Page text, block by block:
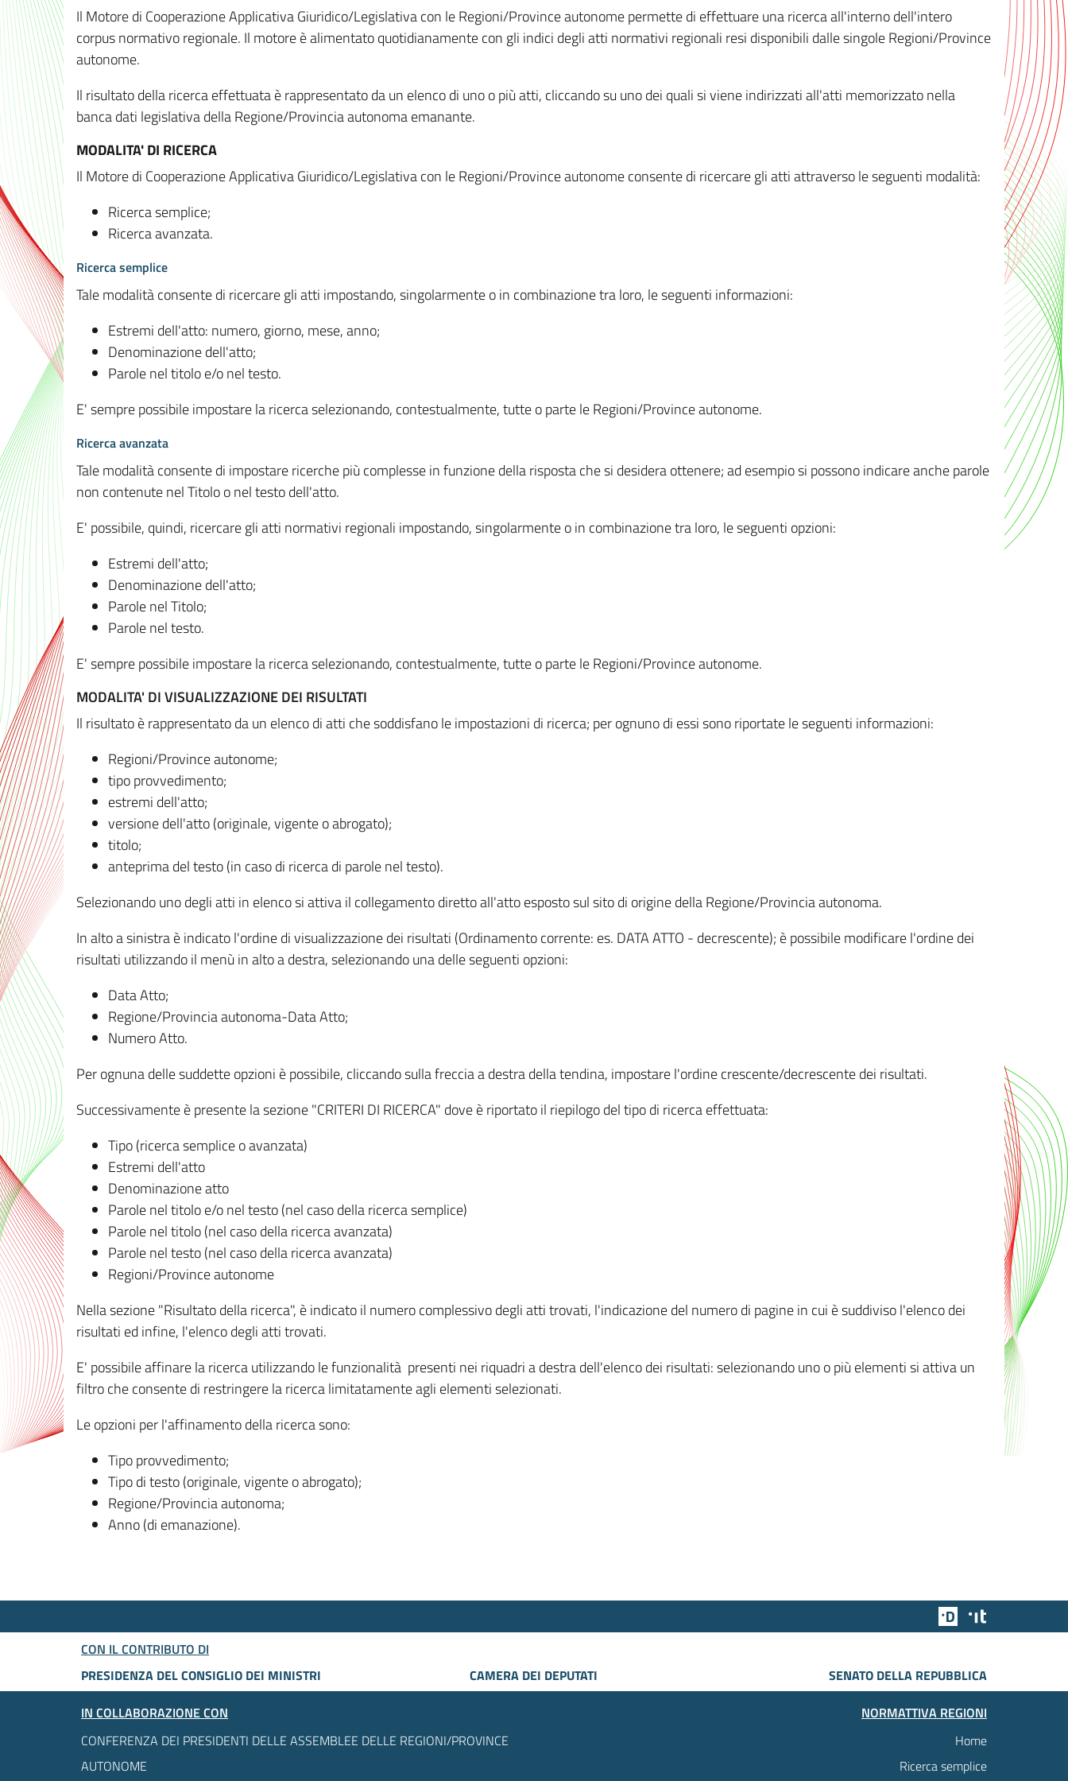
Il Motore di Cooperazione Applicativa Giuridico/Legislativa con le Regioni/Province autonome permette di effettuare una ricerca all'interno dell'intero
corpus normativo regionale. Il motore è alimentato quotidianamente con gli indici degli atti normativi regionali resi disponibili dalle singole Regioni/Province
autonome.
Il risultato della ricerca effettuata è rappresentato da un elenco di uno o più atti, cliccando su uno dei quali si viene indirizzati all'atti memorizzato nella
banca dati legislativa della Regione/Provincia autonoma emanante.
MODALITA' DI RICERCA
Il Motore di Cooperazione Applicativa Giuridico/Legislativa con le Regioni/Province autonome consente di ricercare gli atti attraverso le seguenti modalità:
Ricerca semplice;
Ricerca avanzata.
Ricerca semplice
Tale modalità consente di ricercare gli atti impostando, singolarmente o in combinazione tra loro, le seguenti informazioni:
Estremi dell'atto: numero, giorno, mese, anno;
Denominazione dell'atto;
Parole nel titolo e/o nel testo.
E' sempre possibile impostare la ricerca selezionando, contestualmente, tutte o parte le Regioni/Province autonome.
Ricerca avanzata
Tale modalità consente di impostare ricerche più complesse in funzione della risposta che si desidera ottenere; ad esempio si possono indicare anche parole
non contenute nel Titolo o nel testo dell'atto.
E' possibile, quindi, ricercare gli atti normativi regionali impostando, singolarmente o in combinazione tra loro, le seguenti opzioni:
Estremi dell'atto;
Denominazione dell'atto;
Parole nel Titolo;
Parole nel testo.
E' sempre possibile impostare la ricerca selezionando, contestualmente, tutte o parte le Regioni/Province autonome.
MODALITA' DI VISUALIZZAZIONE DEI RISULTATI
Il risultato è rappresentato da un elenco di atti che soddisfano le impostazioni di ricerca; per ognuno di essi sono riportate le seguenti informazioni:
Regioni/Province autonome;
tipo provvedimento;
estremi dell'atto;
versione dell'atto (originale, vigente o abrogato);
titolo;
anteprima del testo (in caso di ricerca di parole nel testo).
Selezionando uno degli atti in elenco si attiva il collegamento diretto all'atto esposto sul sito di origine della Regione/Provincia autonoma.
In alto a sinistra è indicato l'ordine di visualizzazione dei risultati (Ordinamento corrente: es. DATA ATTO - decrescente); è possibile modificare l'ordine dei
risultati utilizzando il menù in alto a destra, selezionando una delle seguenti opzioni:
Data Atto;
Regione/Provincia autonoma-Data Atto;
Numero Atto.
Per ognuna delle suddette opzioni è possibile, cliccando sulla freccia a destra della tendina, impostare l'ordine crescente/decrescente dei risultati.
Successivamente è presente la sezione "CRITERI DI RICERCA" dove è riportato il riepilogo del tipo di ricerca effettuata:
Tipo (ricerca semplice o avanzata)
Estremi dell'atto
Denominazione atto
Parole nel titolo e/o nel testo (nel caso della ricerca semplice)
Parole nel titolo (nel caso della ricerca avanzata)
Parole nel testo (nel caso della ricerca avanzata)
Regioni/Province autonome
Nella sezione "Risultato della ricerca", è indicato il numero complessivo degli atti trovati, l'indicazione del numero di pagine in cui è suddiviso l'elenco dei
risultati ed infine, l'elenco degli atti trovati.
E' possibile affinare la ricerca utilizzando le funzionalità presenti nei riquadri a destra dell'elenco dei risultati: selezionando uno o più elementi si attiva un
filtro che consente di restringere la ricerca limitatamente agli elementi selezionati.
Le opzioni per l'affinamento della ricerca sono:
Tipo provvedimento;
Tipo di testo (originale, vigente o abrogato);
Regione/Provincia autonoma;
Anno (di emanazione).
Team Digitale
CON IL CONTRIBUTO DI
PRESIDENZA DEL CONSIGLIO DEI MINISTRI
CAMERA DEI DEPUTATI
SENATO DELLA REPUBBLICA
IN COLLABORAZIONE CON
CONFERENZA DEI PRESIDENTI DELLE ASSEMBLEE DELLE REGIONI/PROVINCE
AUTONOME
NORMATTIVA REGIONI
Home
Ricerca semplice